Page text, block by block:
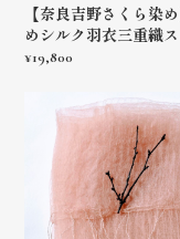
【奈良吉野さくら染
めシルク羽衣三重織
¥19,800